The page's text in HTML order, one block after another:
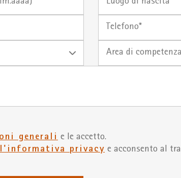
Area di competenza
generali e le accetto.
l'informativa privacy e acconsento al